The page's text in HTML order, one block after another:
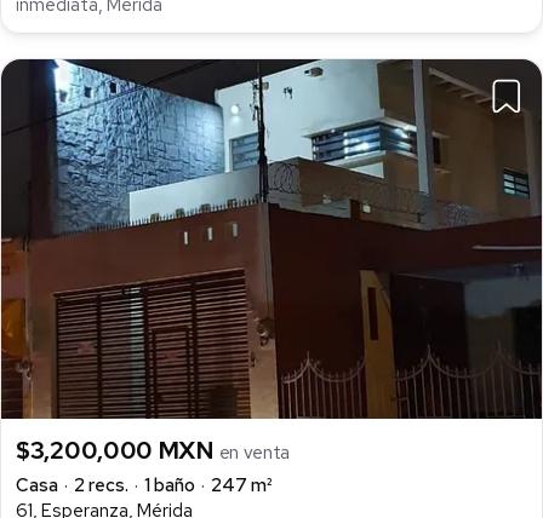
$3,200,000 MXN en venta
Casa
2 recs. 1 baño
247 m²
61, Esperanza, Mérida